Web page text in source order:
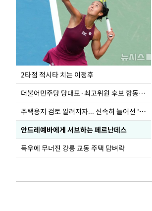
2타점 적시타 치는 이정후
더불어민주당 당대표·최고위원 후보 합동연설회
주택용지 검토 알려지자... 신속히 늘어선 '근조화환'
안드레예바에게 서브하는 페르난데스
폭우에 무너진 강릉 교동 주택 담벼락